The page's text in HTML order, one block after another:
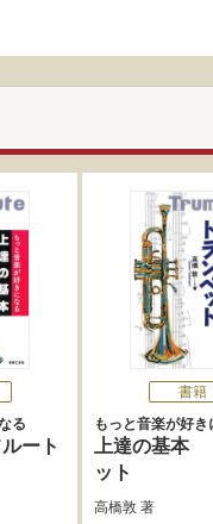
る
ート
書籍
もっと音楽が好き
上達の基本
ット
高橋敦著